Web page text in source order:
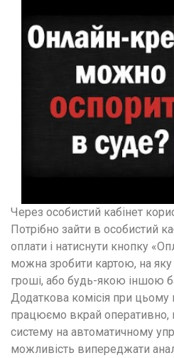
Через особистий кабінет
Потрібно зайти в особистий
оплати і натиснути кнопку
можна зробити картою, на яку
гроші, або будь-якою іншою
Додаткова комісія при цьому
працюємо вкрай
систему на автоматичному
можливість випереджати